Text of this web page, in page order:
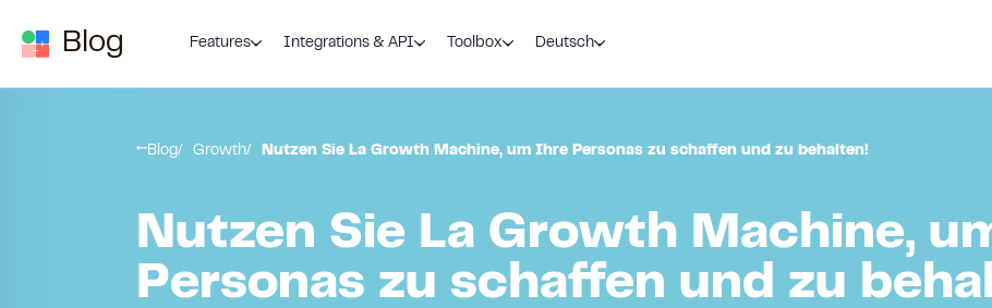
Blog Features Integrations & API Toolbox Deutsch
Blog Growth Nutzen Sie La Growth Machine, um Ihre Personas zu schaffen und zu behalten!
Nutzen Sie La Growth Machine,
Personas zu schaffen und zu